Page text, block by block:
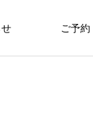
ご予約